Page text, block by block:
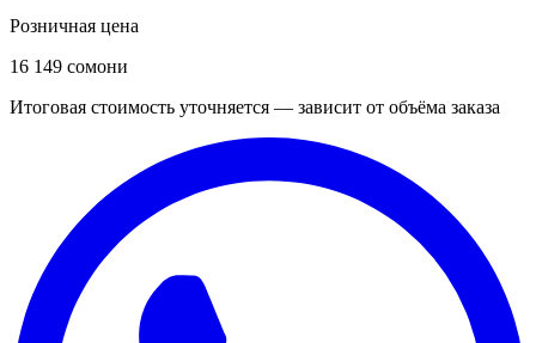
Розничная цена
16 149 сомони
Итоговая стоимость уточняется — зависит от объёма заказа